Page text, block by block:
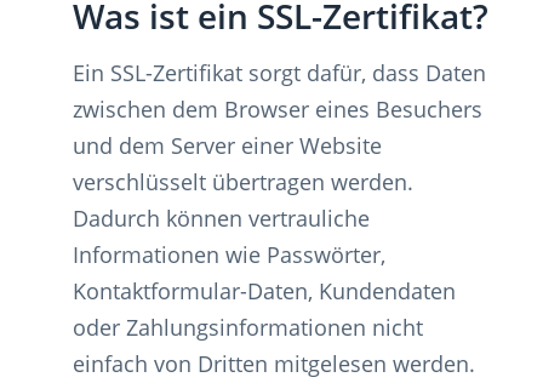
Was ist ein SSL-Zertifikat?
Ein SSL-Zertifikat sorgt dafür, dass Daten
zwischen dem Browser eines Besuchers
und dem Server einer Website
verschlüsselt übertragen werden.
Dadurch können vertrauliche
Informationen wie Passwörter,
Kontaktformular-Daten, Kundendaten
oder Zahlungsinformationen nicht
einfach von Dritten mitgelesen werden.